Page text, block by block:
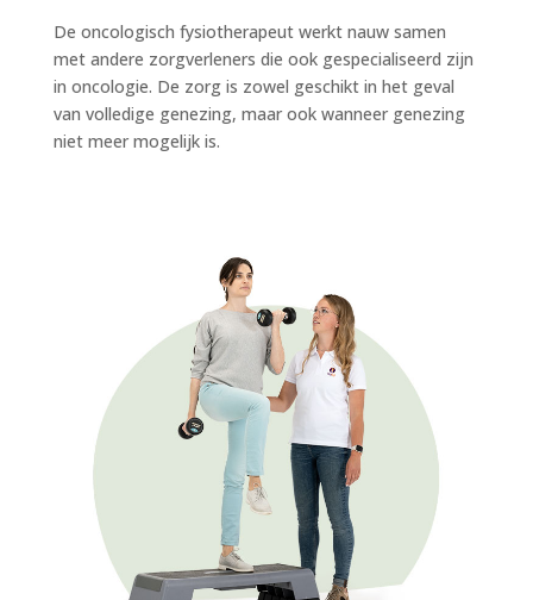
De oncologisch fysiotherapeut werkt nauw samen
met andere zorgverleners die ook gespecialiseerd zijn
in oncologie. De zorg is zowel geschikt in het geval
van volledige genezing, maar ook wanneer genezing
niet meer mogelijk is.